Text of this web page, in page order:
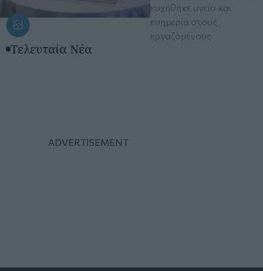
ευχήθηκε υγεία και
ευημερία στους
εργαζομένους
Τελευταία Νέα